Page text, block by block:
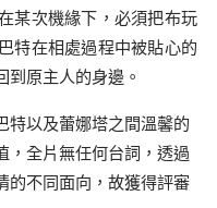
某次機緣下，必須把布玩
特在相處過程中被貼心的
到原主人的身邊。
特以及蕾娜塔之間溫馨的
，全片無任何台詞，透過
的不同面向，故獲得評審